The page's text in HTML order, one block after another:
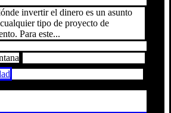
invertir el dinero es un asunto
tipo de proyecto de
Para este...